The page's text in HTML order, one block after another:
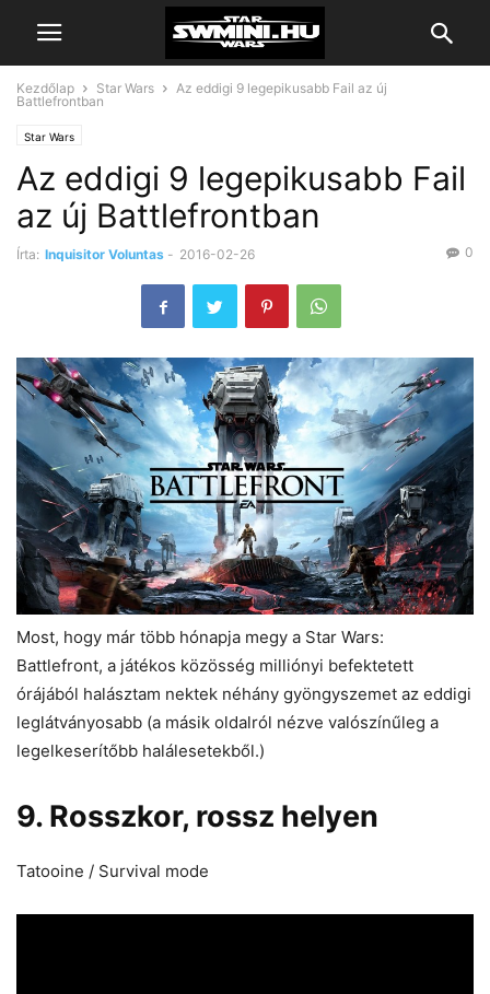
Kezdőlap Star Wars
Az eddigi 9 legepikusabb Fail az új
Battlefrontban
Star Wars
Az eddigi 9 legepikusabb Fail
az új Battlefrontban
Írta: Inquisitor Voluntas - 2016-02-26 0
Most, hogy már több hónapja megy a Star Wars:
Battlefront, a játékos közösség milliónyi befektetett
órájából halásztam nektek néhány gyöngyszemet az eddigi
leglátványosabb (a másik oldalról nézve valószínűleg a
legelkeserítőbb halálesetekből.)
9. Rosszkor, rossz helyen
Tatooine / Survival mode